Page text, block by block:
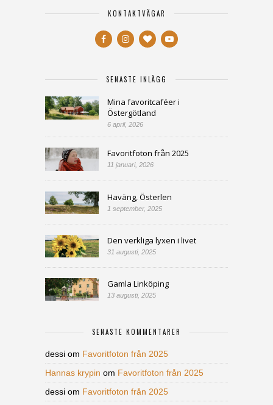
KONTAKTVÄGAR
SENASTE INLÄGG
Mina favoritcaféer i
Östergötland
6 april, 2026
Favoritfoton från 2025
11 januari, 2026
Haväng, Österlen
1 september, 2025
Den verkliga lyxen i livet
31 augusti, 2025
Gamla Linköping
13 augusti, 2025
SENASTE KOMMENTARER
dessi om Favoritfoton från 2025
Hannas krypin om Favoritfoton från 2025
dessi om Favoritfoton från 2025